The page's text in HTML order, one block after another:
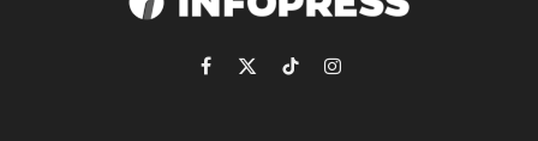
Facebook
X
TikTokInstagram